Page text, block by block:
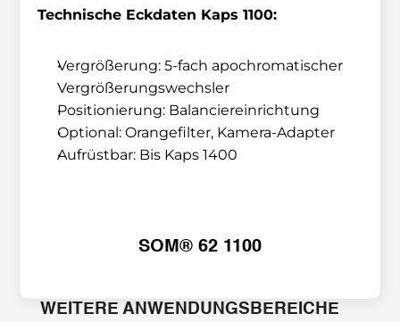
Technische Eckdaten Kaps 1100:
Vergrößerung: 5-fach apochromatischer
Vergrößerungswechsler
Positionierung: Balanciereinrichtung
Optional: Orangefilter, Kamera-Adapter
Aufrüstbar: Bis Kaps 1400
SOM® 62 1100
WEITERE ANWENDUNGSBEREICHE